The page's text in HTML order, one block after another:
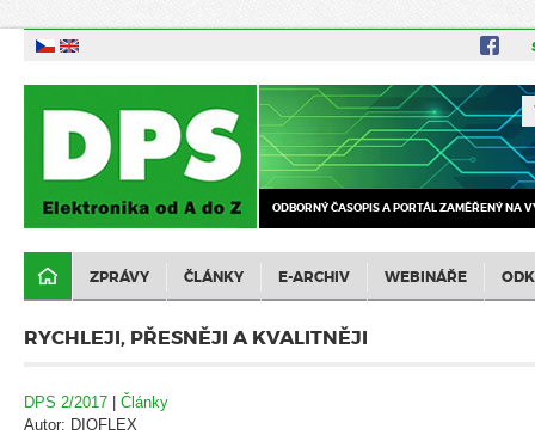
ODBORNÝ ČASOPIS A PORTÁL ZAMĚŘENÝ NA
ZPRÁVY ČLÁNKY E-ARCHIV WEBINÁŘE
RYCHLEJI, PŘESNĚJI A KVALITNĚJI
DPS 2/2017 | Články
Autor: DIOFLEX